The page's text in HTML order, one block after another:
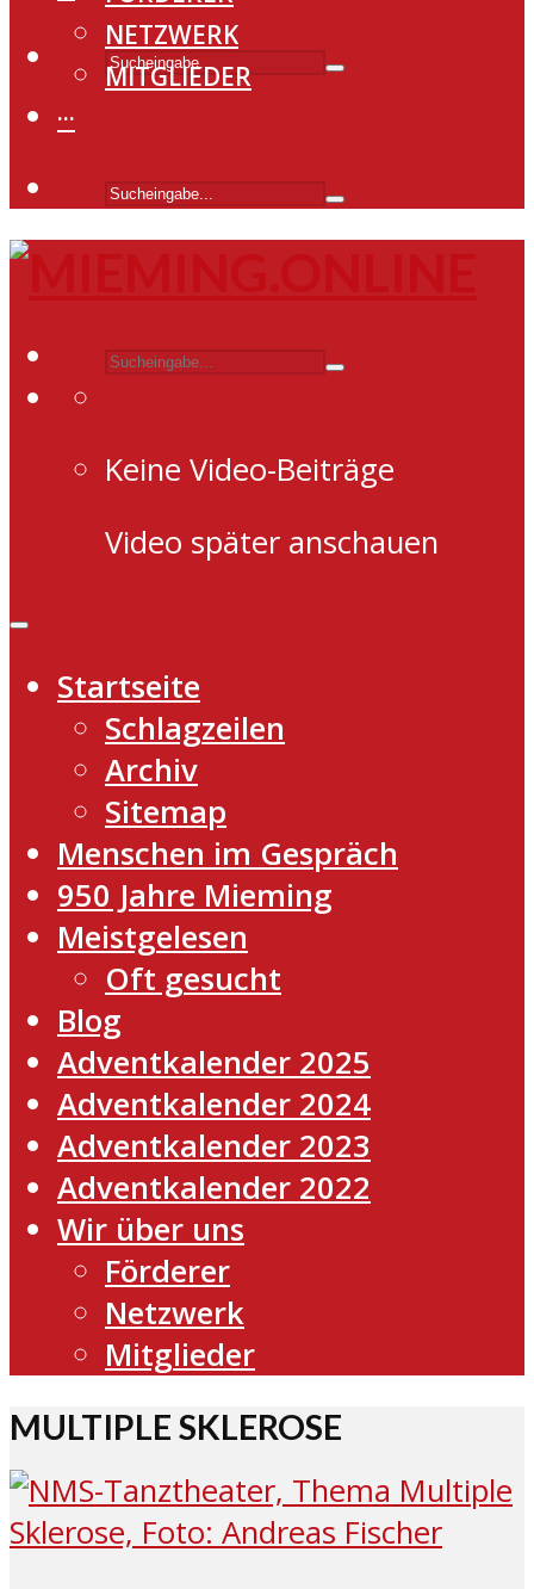
NETZWERK
MITGLIEDER
···
Keine Video-Beiträge
Video später anschauen
Startseite
Schlagzeilen
Archiv
Sitemap
Menschen im Gespräch
950 Jahre Mieming
Meistgelesen
Oft gesucht
Blog
Adventkalender 2025
Adventkalender 2024
Adventkalender 2023
Adventkalender 2022
Wir über uns
Förderer
Netzwerk
Mitglieder
MULTIPLE SKLEROSE